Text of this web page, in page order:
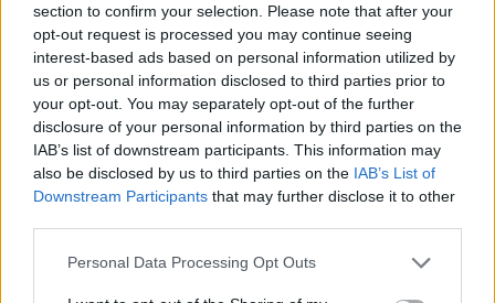
section to confirm your selection. Please note that after your
opt-out request is processed you may continue seeing
interest-based ads based on personal information utilized by
us or personal information disclosed to third parties prior to
your opt-out. You may separately opt-out of the further
disclosure of your personal information by third parties on the
IAB’s list of downstream participants. This information may
also be disclosed by us to third parties on the IAB’s List of
Downstream Participants that may further disclose it to other
Personal Data Processing Opt Outs
širdį ir įkvepia.
– Rūta, kuo Jus apskritai žavi šiuolaikinė
muzika ir lietuvių autorių kūryba?
R.L.:Išties daug groju Lietuvos kompozitorių
kūrinių. Kodėl? Iš dalies tai – patriotizmas.
Visais laikais naujų kūrinių pirmieji atlikėjai
dažniausiai būdavo kompozitoriaus